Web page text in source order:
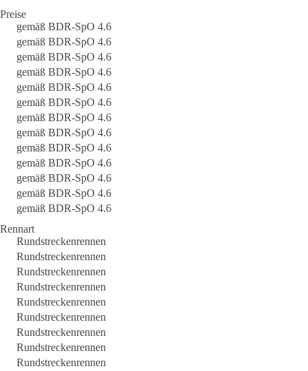
Preise
gemäß BDR-SpO 4.6
gemäß BDR-SpO 4.6
gemäß BDR-SpO 4.6
gemäß BDR-SpO 4.6
gemäß BDR-SpO 4.6
gemäß BDR-SpO 4.6
gemäß BDR-SpO 4.6
gemäß BDR-SpO 4.6
gemäß BDR-SpO 4.6
gemäß BDR-SpO 4.6
gemäß BDR-SpO 4.6
gemäß BDR-SpO 4.6
gemäß BDR-SpO 4.6
Rennart
Rundstreckenrennen
Rundstreckenrennen
Rundstreckenrennen
Rundstreckenrennen
Rundstreckenrennen
Rundstreckenrennen
Rundstreckenrennen
Rundstreckenrennen
Rundstreckenrennen